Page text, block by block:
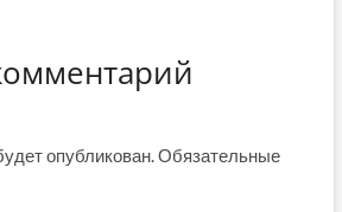
опубликован.Обязательные